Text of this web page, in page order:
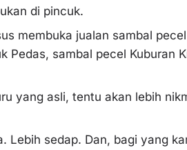
di pincuk.
membuka jualan sambal
Pedas, sambal pecel Kuburan
yang asli, tentu akan lebih
Lebih sedap. Dan, bagi yang